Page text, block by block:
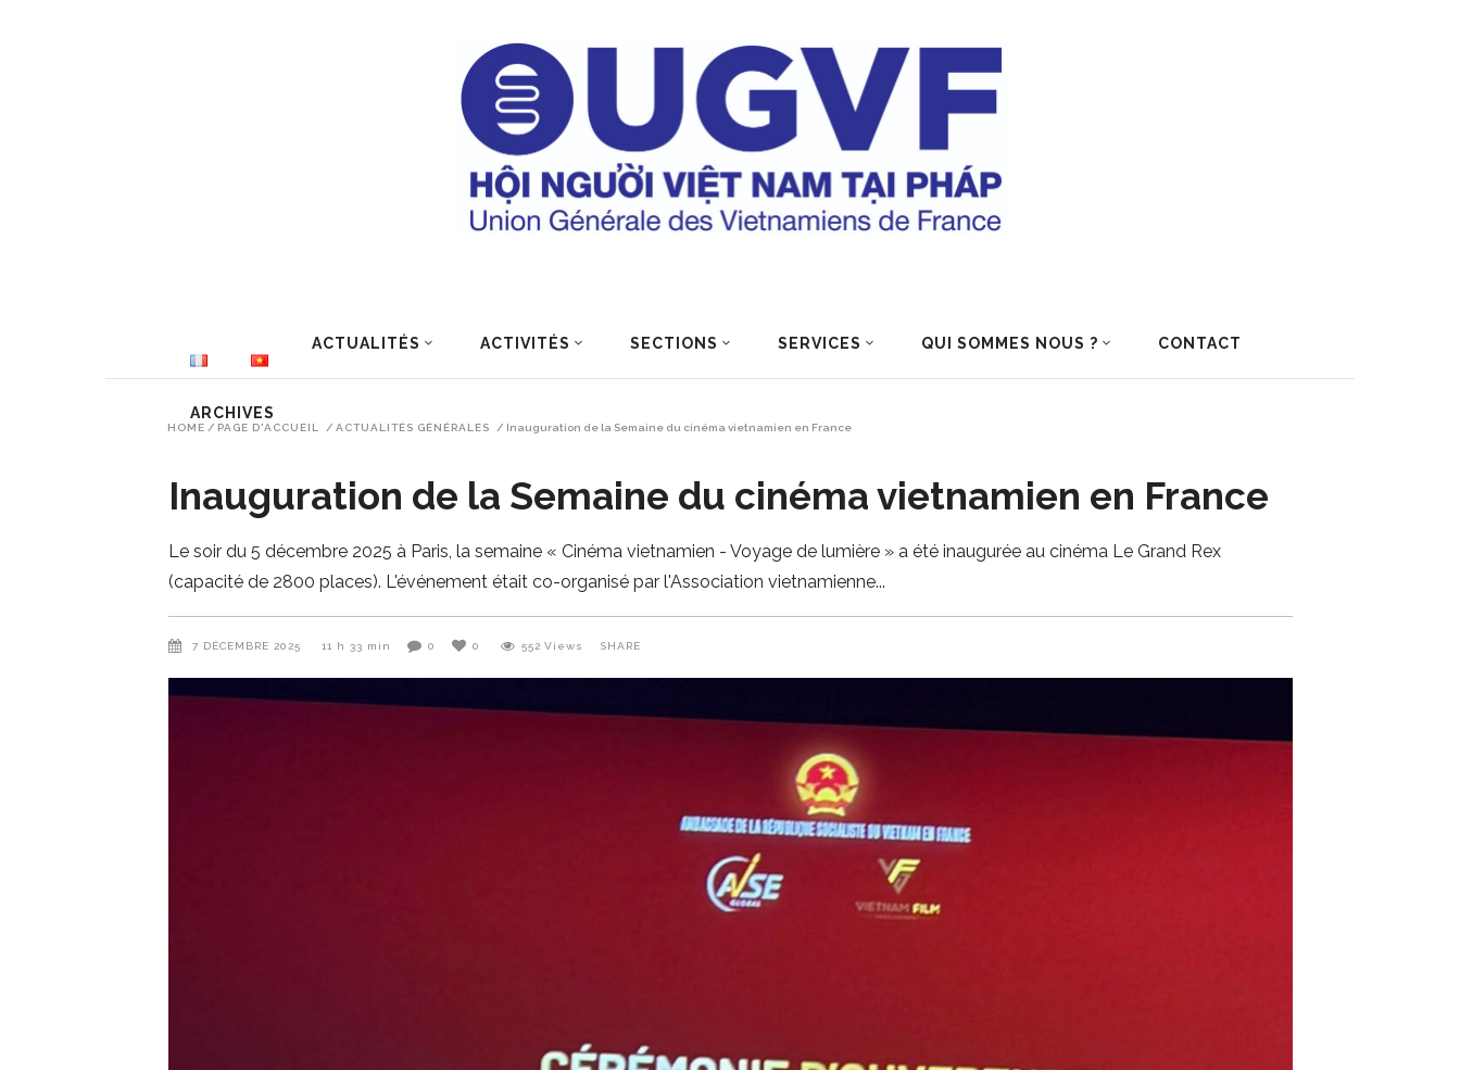
ACTUALITÉS ACTIVITÉS SECTIONS SERVICES QUI SOMMES NOUS ? CONTACT
ARCHIVES
HOME / PAGE D'ACCUEIL / ACTUALITÉS GÉNÉRALES / Inauguration de la Semaine du cinéma vietnamien en France
Inauguration de la Semaine du cinéma vietnamien en France
Le soir du 5 décembre 2025 à Paris, la semaine « Cinéma vietnamien - Voyage de lumière » a été inaugurée au cinéma Le Grand Rex
(capacité de 2800 places). L'événement était co-organisé par l'Association vietnamienne
7 DÉCEMBRE 2025 11 h 33 min 0 0 552 Views SHARE